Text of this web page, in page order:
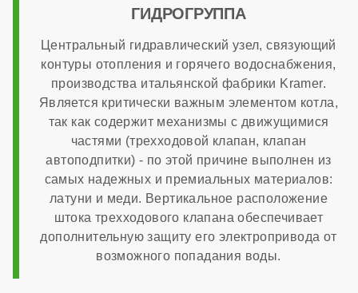
Диаметр патрубков отопления (резьба)
3/4 дюйма
Диаметр патрубков горячего водоснабжения
1/2 дюйма
Диаметр газового патрубка
ГИДРОГРУППА
Центральный гидравлический узел, связующий
контуры отопления и горячего водоснабжения,
производства итальянской фабрики Kramer.
Является критически важным элементом котла,
так как содержит механизмы с движущимися
частями (трехходовой клапан, клапан
автоподпитки) - по этой причине выполнен из
самых надежных и премиальных материалов:
латуни и меди. Вертикальное расположение
штока трехходового клапана обеспечивает
дополнительную защиту его электропривода от
возможного попадания воды.